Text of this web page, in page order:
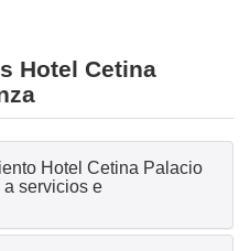
Hotel Cetina
Hotel Cetina Palacio
servicios e